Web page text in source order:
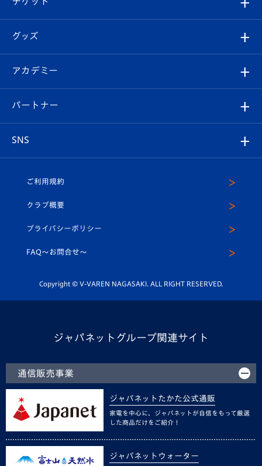
チケット
イベント
メディア
ホームタウン
エンブレム紹介
スタッフプロフィール
マスコット紹介
平和祈念活動
ホームタウン活動
はじめての観戦ガイド
Revive Team
ヴィヴィくんの長崎おもてなしガイド
フォトギャラリー
スタジアムグルメ
チケット
V-LOVERS（ファンクラブ）
プレイヤーズスイート
グッズ
オンラインショップ
店舗情報
アカデミー
育成からのお知らせ
U-18
スクール
パートナー
SNS
ヴィヴィくんインスタグラム
公式LINE＠
ご利用規約
クラブ概要
プライバシーポリシー
FAQ〜お問合せ〜
Copyright © V-VAREN NAGASAKI. ALL RIGHT RESERVED.
ジャパネットグループ関連サイト
通信販売事業
ジャパネットたかた公式通販
家電を中心に、ジャパネットが自信をもって厳選
した商品だけをご紹介！
ジャパネットウォーター